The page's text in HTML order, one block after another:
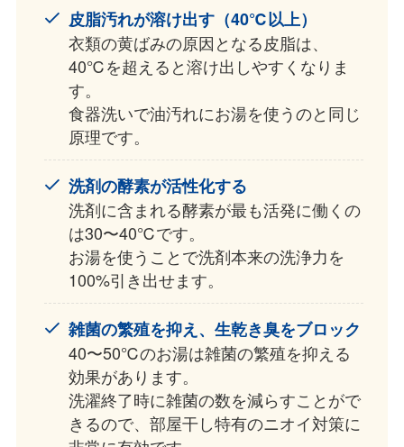
皮脂汚れが溶け出す（40℃以上）
衣類の黄ばみの原因となる皮脂は、
40℃を超えると溶け出しやすくなりま
す。
食器洗いで油汚れにお湯を使うのと同じ
原理です。
洗剤の酵素が活性化する
洗剤に含まれる酵素が最も活発に働くの
は30〜40℃です。
お湯を使うことで洗剤本来の洗浄力を
100%引き出せます。
雑菌の繁殖を抑え、生乾き臭をブロック
40〜50℃のお湯は雑菌の繁殖を抑える
効果があります。
洗濯終了時に雑菌の数を減らすことがで
きるので、部屋干し特有のニオイ対策に